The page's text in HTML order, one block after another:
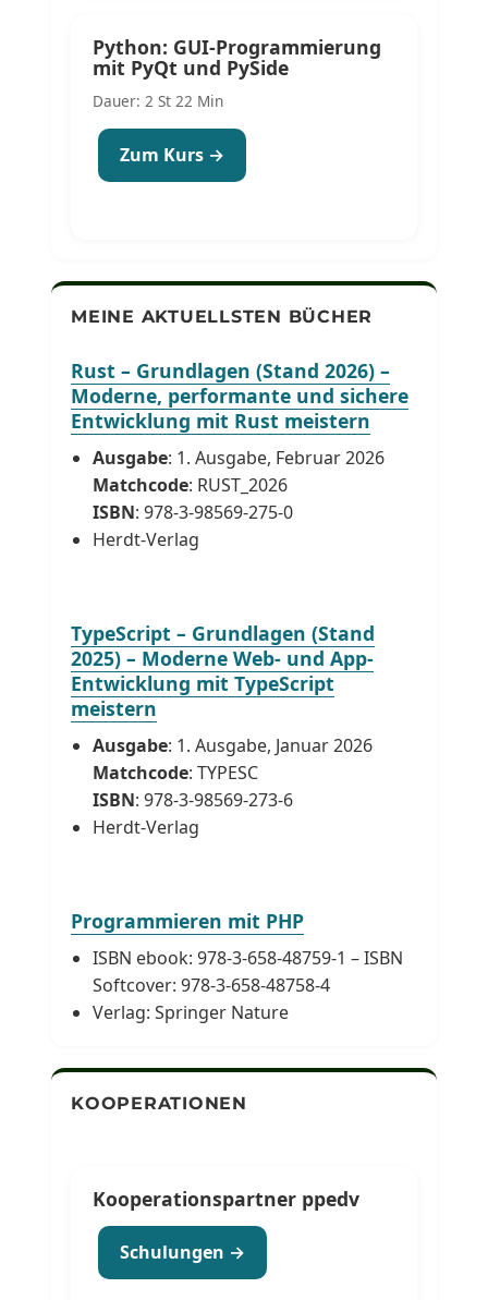
Python: GUI-Programmierung
mit PyQt und PySide
Dauer: 2 St 22 Min
Zum Kurs →
MEINE AKTUELLSTEN BÜCHER
Rust – Grundlagen (Stand 2026) –
Moderne, performante und sichere
Entwicklung mit Rust meistern
Ausgabe: 1. Ausgabe, Februar 2026
Matchcode: RUST_2026
ISBN: 978-3-98569-275-0
Herdt-Verlag
TypeScript – Grundlagen (Stand
2025) – Moderne Web- und App-
Entwicklung mit TypeScript
meistern
Ausgabe: 1. Ausgabe, Januar 2026
Matchcode: TYPESC
ISBN: 978-3-98569-273-6
Herdt-Verlag
Programmieren mit PHP
ISBN ebook: 978-3-658-48759-1 – ISBN
Softcover: 978-3-658-48758-4
Verlag: Springer Nature
KOOPERATIONEN
Kooperationspartner ppedv
Schulungen →